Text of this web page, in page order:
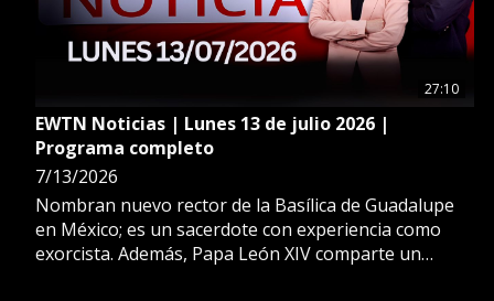
27:10
EWTN Noticias | Lunes 13 de julio 2026 |
Programa completo
7/13/2026
Nombran nuevo rector de la Basílica de Guadalupe
en México; es un sacerdote con experiencia como
exorcista. Además, Papa León XIV comparte un